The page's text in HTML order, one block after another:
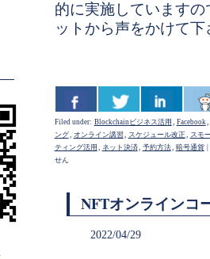
的に実施しています
ットから声をかけて下
Filed under: Blockchainビジネス活用 , Facebook,
ング, オンライン講習 , スケジュール改正, スモ
ティング活用 , ネット決済, 予約方法, 暗号通貨
せん
NFTオンラインコ
2022/04/29